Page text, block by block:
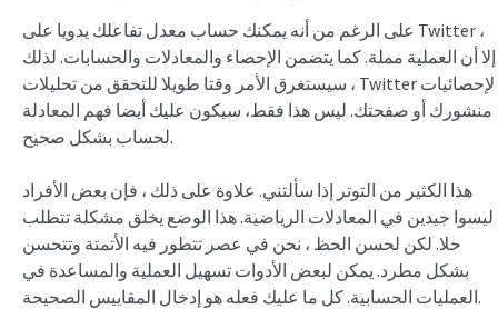
على الرغم من أنه يمكنك حساب معدل تفاعلك يدويا على Twitter ،
إلا أن العملية مملة. كما يتضمن الإحصاء والمعادلات والحسابات. لذلك
، سيستغرق الأمر وقتا طويلا للتحقق من تحليلات Twitter لإحصائيات
منشورك أو صفحتك. ليس هذا فقط، سيكون عليك أيضا فهم المعادلة
لحساب بشكل صحيح.
هذا الكثير من التوتر إذا سألتني. علاوة على ذلك ، فإن بعض الأفراد
ليسوا جيدين في المعادلات الرياضية. هذا الوضع يخلق مشكلة تتطلب
حلا. لكن لحسن الحظ ، نحن في عصر تتطور فيه الأتمتة وتتحسن
بشكل مطرد. يمكن لبعض الأدوات تسهيل العملية والمساعدة في
العمليات الحسابية. كل ما عليك فعله هو إدخال المقاييس الصحيحة.